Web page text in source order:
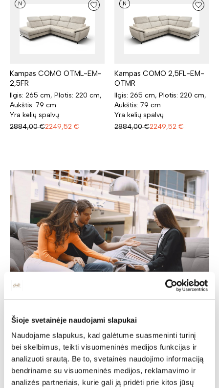
Šioje svetainėje naudojami slapukai
Naudojame slapukus, kad galėtume suasmeninti turinį
bei skelbimus, teikti visuomeninės medijos funkcijas ir
analizuoti srautą. Be to, svetainės naudojimo informaciją
bendriname su visuomeninės medijos, reklamavimo ir
analizės partneriais, kurie gali ją pridėti prie kitos jūsų
N
Kampas COMO OTML-EM-
2,5FR
Ilgis: 265 cm, Plotis: 220 cm,
Aukštis: 79 cm
Yra kelių spalvų
2884,00 €2249,52 €
N
Kampas COMO 2,5FL-EM-
OTMR
Ilgis: 265 cm, Plotis: 220 cm,
Aukštis: 79 cm
Yra kelių spalvų
2884,00 €2249,52 €
Individuali
specialisto